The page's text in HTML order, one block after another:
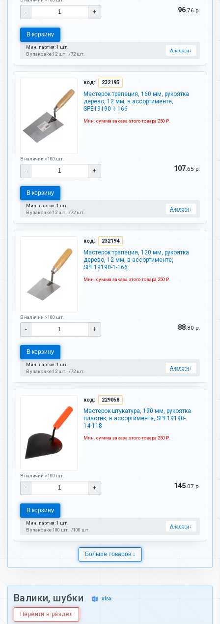
- + 96.76 р.
В корзину
Мин. партия: 1 шт.
В упаковке:12 шт. 72 шт.
Аналоги↓
код: 232195
Мастерок трапеция, 160 мм, рукоятка
дерево, 12 мм, в ассортименте,
SPE19190-1-166
Мин. сумма заказа этого товара 250 ₽.
В наличии >100 шт.
- + 107.65 р.
В корзину
Мин. партия: 1 шт.
В упаковке:12 шт. 72 шт.
Аналоги↓
код: 232194
Мастерок трапеция, 120 мм, рукоятка
дерево, 12 мм, в ассортименте,
SPE19190-1-166
Мин. сумма заказа этого товара 250 ₽.
В наличии >100 шт.
- + 88 .80 р.
В корзину
Мин. партия: 1 шт.
В упаковке:12 шт. 72 шт.
Аналоги↓
код: 229058
Мастерок штукатура, 190 мм, рукоятка
пластик, в ассортименте, SPE19190-
14-118
Мин. сумма заказа этого товара 250 ₽.
В наличии >100 шт.
- + 145 .07 р.
В корзину
Мин. партия: 1 шт.
В упаковке:100 шт. 100 шт.
Аналоги↓
Больше товаров ↓
Валики, шубки xlsx
Перейти в раздел